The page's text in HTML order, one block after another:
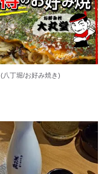
(八丁堀/お好み焼き)